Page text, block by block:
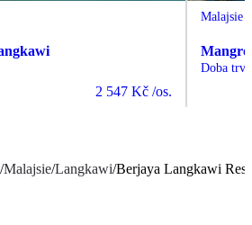
2 547 Kč /os.
Malajsie
Doba
/Malajsie/Langkawi/Berjaya Langkawi